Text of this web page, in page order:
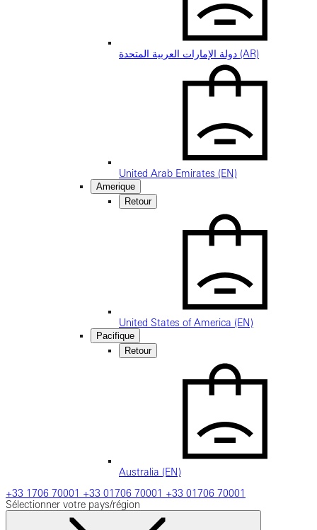
دولة الإمارات العربية المتحدة (AR)
United Arab Emirates (EN)
Amerique
Retour
United States of America (EN)
Pacifique
Retour
Australia (EN)
+33 1706 70001 +33 01706 70001 +33 01706 70001
Sélectionner votre pays/région